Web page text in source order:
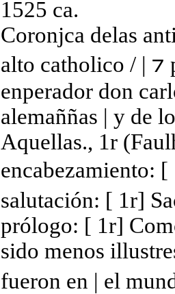
1525 ca.
Coronjca delas
alto catholico / | ⁊
enperador don
alemaññas | y de
Aquellas., 1r
encabezamiento:
salutación: [ 1r]
prólogo: [ 1r]
sido menos
fueron en | el